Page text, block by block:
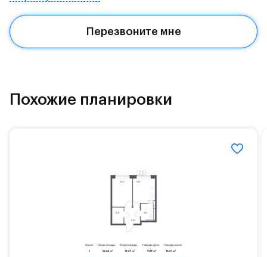
архитектурные детали - создают современный
облик проекта.
Группа "Самолет" помогает своим клиентам
Каждый покупатель квартиры от группы "Самолет"
автоматически получает доступ к программе
спецпредложения от известных брендов.#yan19-
Перезвоните мне
Похожие планировки